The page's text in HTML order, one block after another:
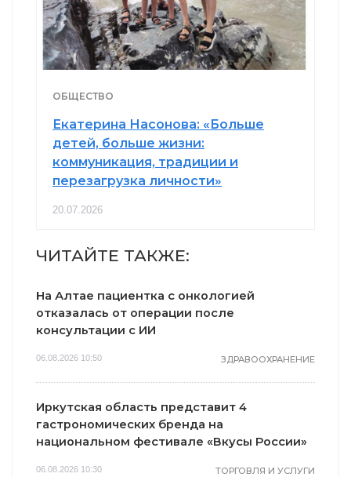
ОБЩЕСТВО
Екатерина Насонова: «Больше
детей, больше жизни:
коммуникация, традиции и
перезагрузка личности»
20.07.2026
ЧИТАЙТЕ ТАКЖЕ:
На Алтае пациентка с онкологией
отказалась от операции после
консультации с ИИ
06.08.2026 10:50 ЗДРАВООХРАНЕНИЕ
Иркутская область представит 4
гастрономических бренда на
национальном фестивале «Вкусы России»
06.08.2026 10:30 ТОРГОВЛЯ И УСЛУГИ